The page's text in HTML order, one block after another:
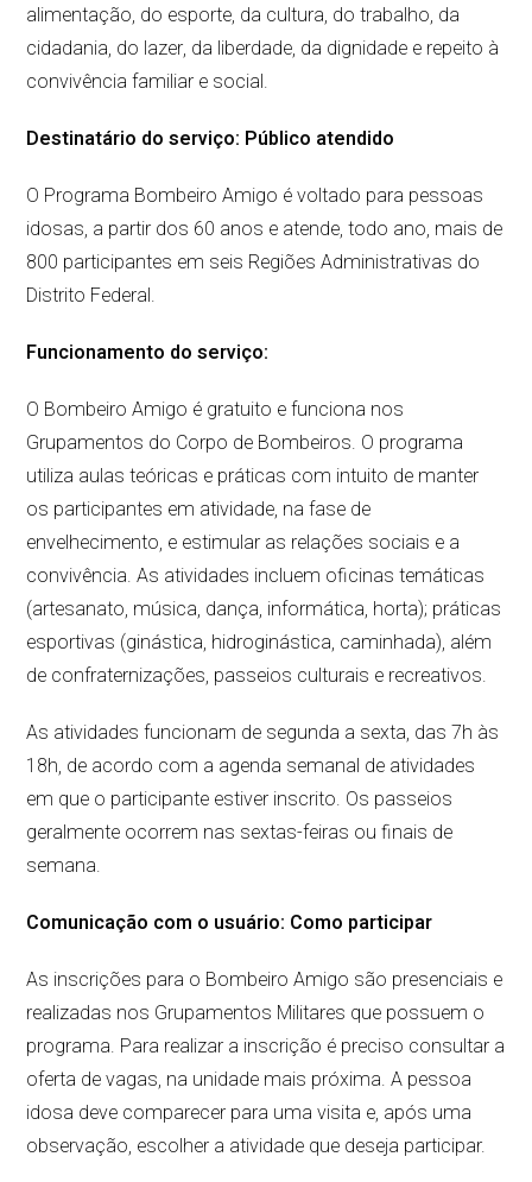
alimentação, do esporte, da cultura, do trabalho, da
cidadania, do lazer, da liberdade, da dignidade e repeito à
convivência familiar e social.
Destinatário do serviço: Público atendido
O Programa Bombeiro Amigo é voltado para pessoas
idosas, a partir dos 60 anos e atende, todo ano, mais de
800 participantes em seis Regiões Administrativas do
Distrito Federal.
Funcionamento do serviço:
O Bombeiro Amigo é gratuito e funciona nos
Grupamentos do Corpo de Bombeiros. O programa
utiliza aulas teóricas e práticas com intuito de manter
os participantes em atividade, na fase de
envelhecimento, e estimular as relações sociais e a
convivência. As atividades incluem oficinas temáticas
(artesanato, música, dança, informática, horta); práticas
esportivas (ginástica, hidroginástica, caminhada), além
de confraternizações, passeios culturais e recreativos.
As atividades funcionam de segunda a sexta, das 7h às
18h, de acordo com a agenda semanal de atividades
em que o participante estiver inscrito. Os passeios
geralmente ocorrem nas sextas-feiras ou finais de
semana.
Comunicação com o usuário: Como participar
As inscrições para o Bombeiro Amigo são presenciais e
realizadas nos Grupamentos Militares que possuem o
programa. Para realizar a inscrição é preciso consultar a
oferta de vagas, na unidade mais próxima. A pessoa
idosa deve comparecer para uma visita e, após uma
observação, escolher a atividade que deseja participar.